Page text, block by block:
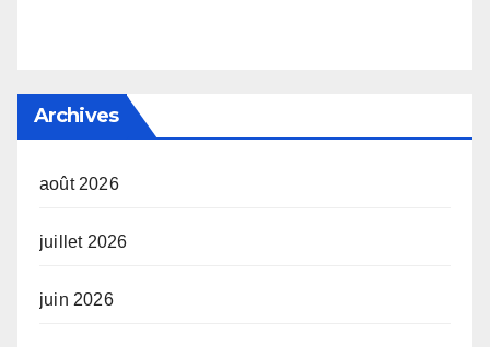
Archives
août 2026
juillet 2026
juin 2026